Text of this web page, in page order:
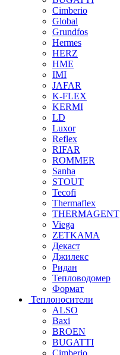
Cimberio
Global
Grundfos
Hermes
HERZ
HME
IMI
JAFAR
K-FLEX
KERMI
LD
Luxor
Reflex
RIFAR
ROMMER
Sanha
STOUT
Tecofi
Thermaflex
THERMAGENT
Viega
ZETKAMA
Декаст
Джилекс
Ридан
Тепловодомер
Формат
Теплоносители
ALSO
Baxi
BROEN
BUGATTI
Cimberio